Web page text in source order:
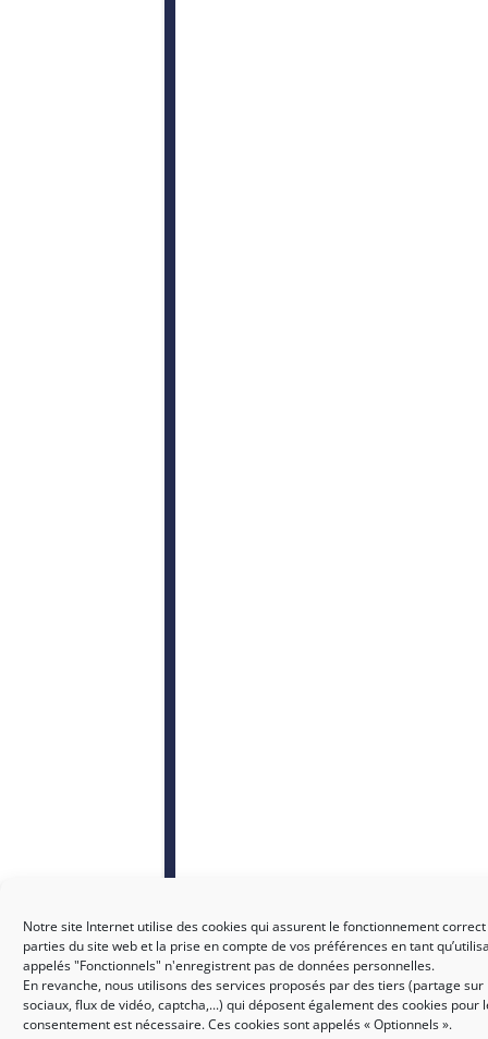
Notre site Internet utilise des cookies qui assurent le fonctionnement
parties du site web et la prise en compte de vos préférences en tant
appelés "Fonctionnels" n'enregistrent pas de données personnelles.
En revanche, nous utilisons des services proposés par des tiers (partage sur
sociaux, flux de vidéo, captcha,...) qui déposent également des cookies pour
consentement est nécessaire. Ces cookies sont appelés « Optionnels ».